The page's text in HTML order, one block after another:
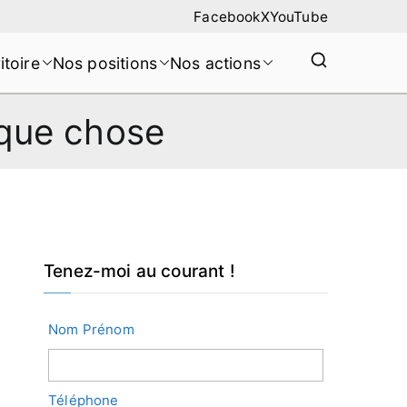
FacebookXYouTube
Nos positions Nos actions
chose
Tenez-moi au courant !
Nom Prénom
Téléphone